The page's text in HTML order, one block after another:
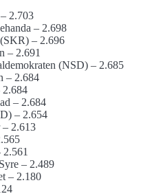
2.703
– 2.698
– 2.696
– 2.691
(NSD) – 2.685
– 2.684
2.684
– 2.684
– 2.654
– 2.613
– 2.489
– 2.180